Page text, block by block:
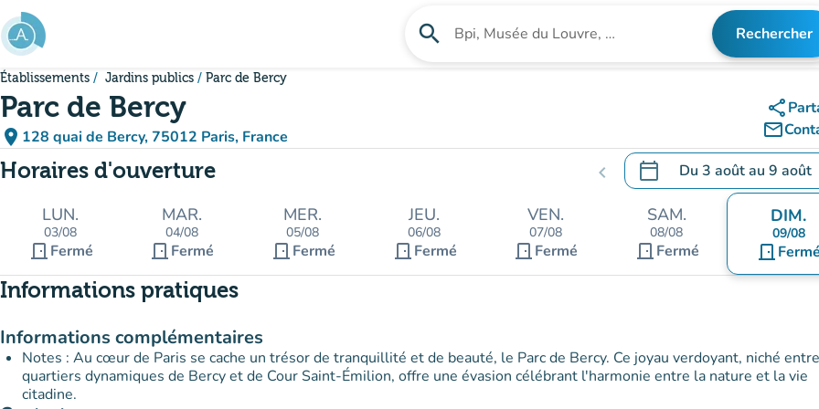
Aller au contenu principal
search Rechercher un établissement Rechercher
Établissements Jardins publics Parc de Bercy
Parc de Bercy
place 128 quai de Bercy, 75012 Paris, France
(ouvrir dans Google Maps)
(nouvel onglet)
share
mail_outline
Horaires d'ouverture chevron_left calendar_today Du 3 aoûtau 9 août
.Ouvrir le calendrier pour
LUN.
03/08
door_front Fermé
MAR.
04/08
door_front Fermé
MER.
05/08
door_front Fermé
JEU.
06/08
door_front Fermé
VEN.
07/08
door_front Fermé
SAM.
08/08
door_front Fermé
DIM.
09/08
door_front Fermé
Informations pratiques
Informations complémentaires
Notes : Au cœur de Paris se cache un trésor de tranquillité et de beauté, le Parc de Bercy. Ce joyau verdoyant, niché
quartiers dynamiques de Bercy et de Cour Saint-Émilion, offre une évasion célébrant l'harmonie entre la nature et la vie
citadine.